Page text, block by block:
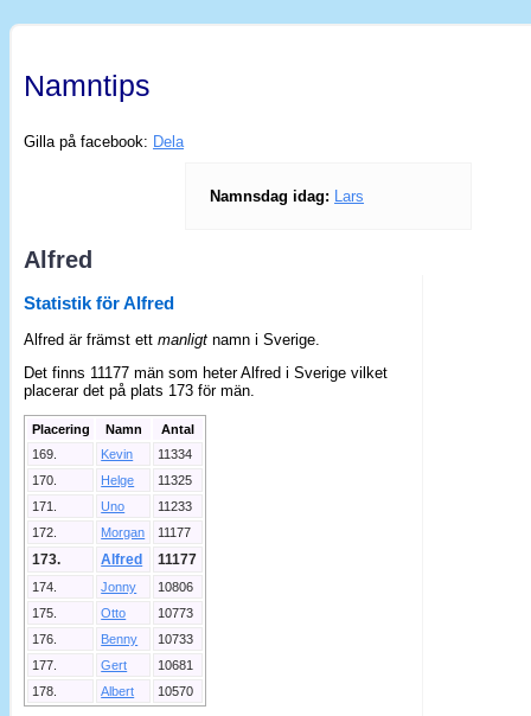
Namntips
Gilla på facebook: Dela
Namnsdag idag: Lars
Alfred
Statistik för Alfred
Alfred är främst ettmanligt namn i Sverige.
Det finns 11177 män som heter Alfred i Sverige vilket
placerar det på plats 173 för män.
Placering Namn
Antal
169.
Kevin
11334
170.
Helge
11325
171.
Uno
11233
172.
Morgan 11177
173. Alfred 11177
174. Jonny
10806
175.
Otto
10773
176.
Benny
10733
177.
Gert
10681
178.
Albert 10570